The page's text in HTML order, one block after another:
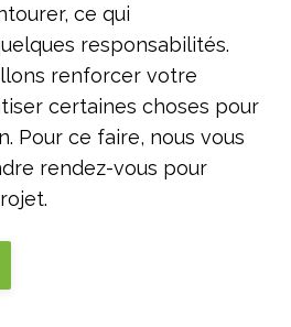
ce qui
responsabilités.
renforcer votre
certaines choses pour
Pour ce faire, nous vous
rendez-vous pour